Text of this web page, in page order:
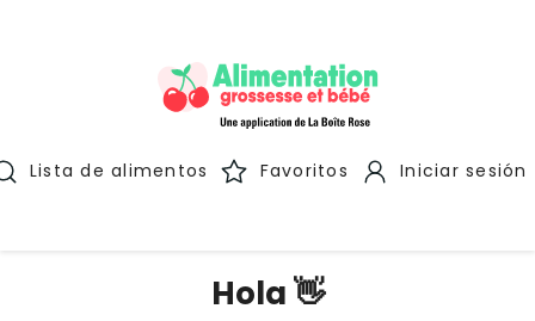
Lista de alimentos Favoritos Iniciar sesión
Hola 👋